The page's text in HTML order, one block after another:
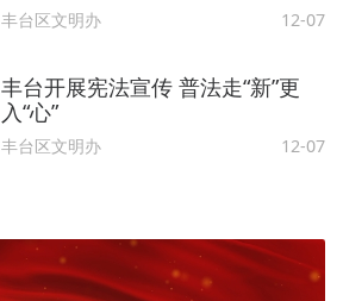
丰台区文明办 12-07
丰台开展宪法宣传 普法走“新”更
入“心”
丰台区文明办 12-07